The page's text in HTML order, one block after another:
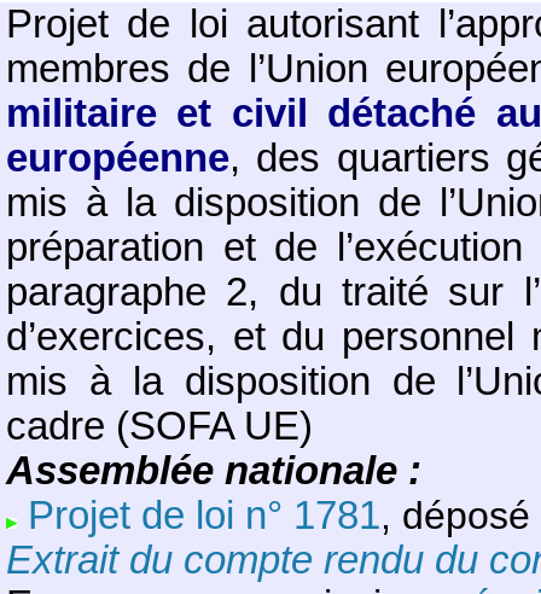
Projet de loi autorisant
membres de l’Union
militaire et civil détaché
européenne, des quartiers
mis à la disposition de
préparation et de
paragraphe 2, du traité sur
d’exercices, et du
mis à la disposition de
cadre (SOFA UE)
Assemblée nationale :
Projet de loi n° 1781,
Extrait du compte rendu du